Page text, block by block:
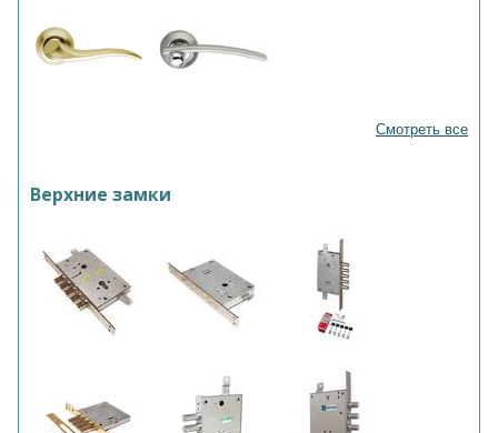
Смотреть все
Верхние замки